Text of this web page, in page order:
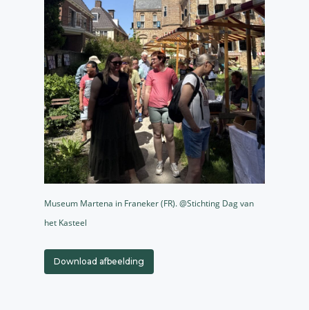
Museum Martena in Franeker (FR). @Stichting Dag van
het Kasteel
Download afbeelding